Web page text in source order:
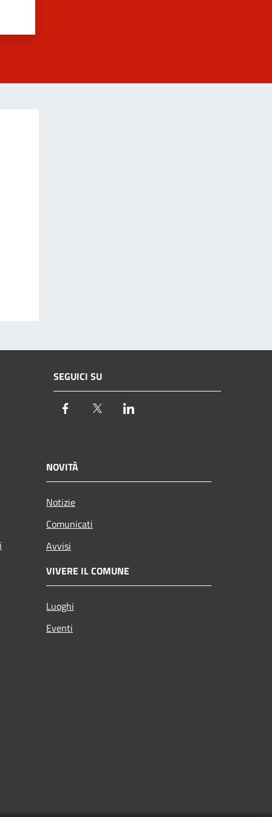
SEGUICI SU
Facebook Twitter
NOVITÀ
Notizie
Comunicati
Avvisi
VIVERE IL COMUNE
Luoghi
Eventi